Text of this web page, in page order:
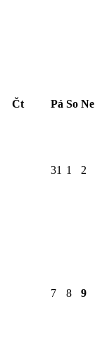
Čt Pá So Ne
31 1 2
7 8 9